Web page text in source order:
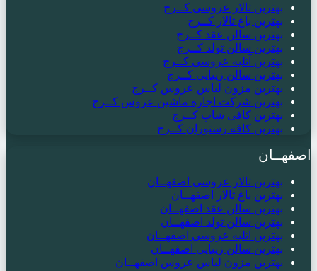
بهترین تالار عروسی کــرج
بهترین باغ تالار کــرج
بهترین سالن عقد کــرج
بهترین سالن تولد کــرج
بهترین آتلیه عروسی کــرج
بهترین سالن زیبایی کــرج
بهترین مزون لباس عروس کــرج
بهترین شرکت اجاره ماشین عروس کــرج
بهترین کافی شاپ کــرج
بهترین کافه رستوران کــرج
اصفهــان
بهترین تالار عروسی اصفهــان
بهترین باغ تالار اصفهــان
بهترین سالن عقد اصفهــان
بهترین سالن تولد اصفهــان
بهترین آتلیه عروسی اصفهــان
بهترین سالن زیبایی اصفهــان
بهترین مزون لباس عروس اصفهــان